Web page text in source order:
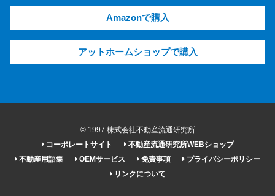
Amazonで購入
アットホームショップで購入
© 1997 株式会社不動産流通研究所
コーポレートサイト
不動産流通研究所WEBショップ
不動産用語集
OEMサービス 免責事項
プライバシーポリシー
リンクについて